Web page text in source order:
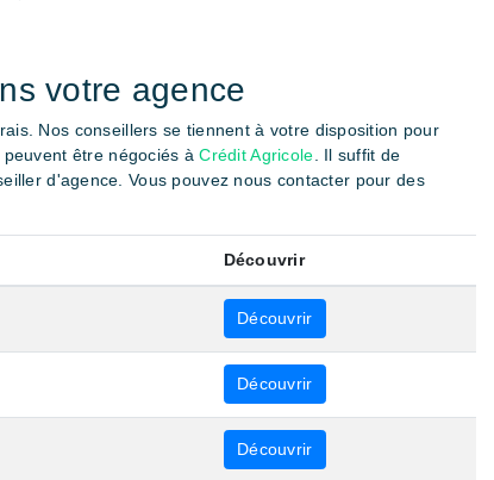
votre agence
Nos conseillers se tiennent à votre disposition pour
peuvent être négociés àCrédit Agricole . Il suffit de
d'agence. Vous pouvez nous contacter pour des
Découvrir
Découvrir
Découvrir
Découvrir